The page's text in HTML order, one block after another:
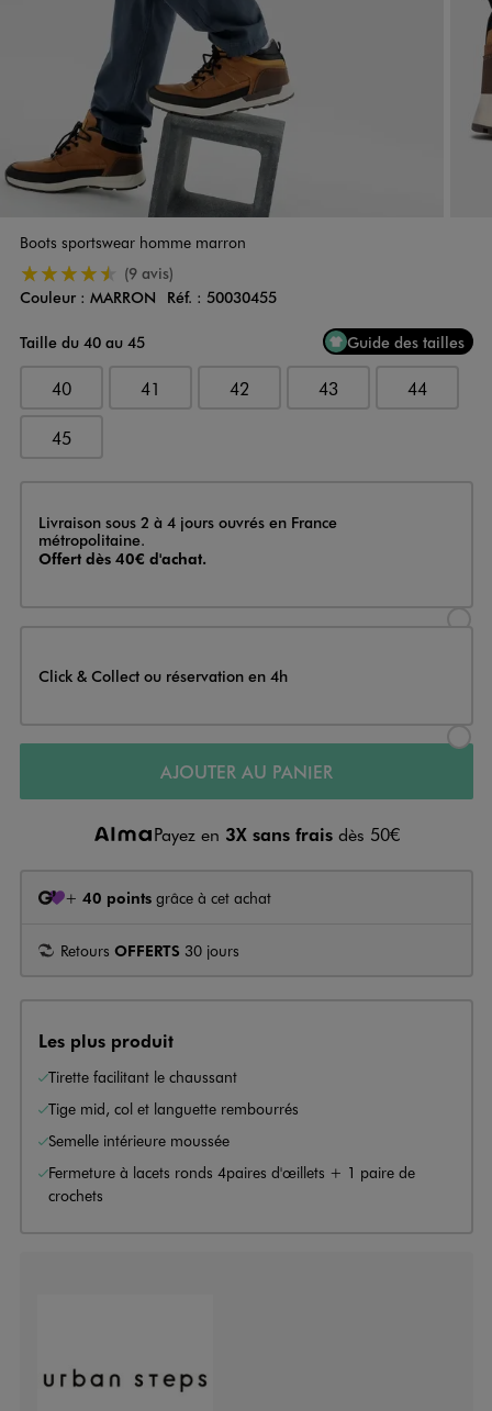
Boots sportswear homme marron
4.5/5 de moyenne
(9 avis)
Couleur
Couleur : MARRON Réf. : 50030455
Taille du 40 au 45
Guide des tailles
40 41 42 43 44
45
Livraison
Livraison sous 2 à 4 jours ouvrés en France
métropolitaine.
Offert dès 40€ d'achat.
Click & Collect ou réservation en 4h
AJOUTER AU PANIER
Payez en 3X sans frais dès 50€
+ 40 points grâce à cet achat
Retours OFFERTS 30 jours
Les plus produit
Tirette facilitant le chaussant
Tige mid, col et languette rembourrés
Semelle intérieure moussée
Fermeture à lacets ronds 4paires d'œillets + 1 paire de
crochets